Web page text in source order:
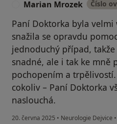
Marian Mrozek Číslo
Paní Doktorka byla velmi
snažila se opravdu
jednoduchý případ,
snadné, ale i tak ke mně
pochopením a
cokoliv – Paní Doktorka
naslouchá.
20. června 2025 • Neurologie Dejvice •